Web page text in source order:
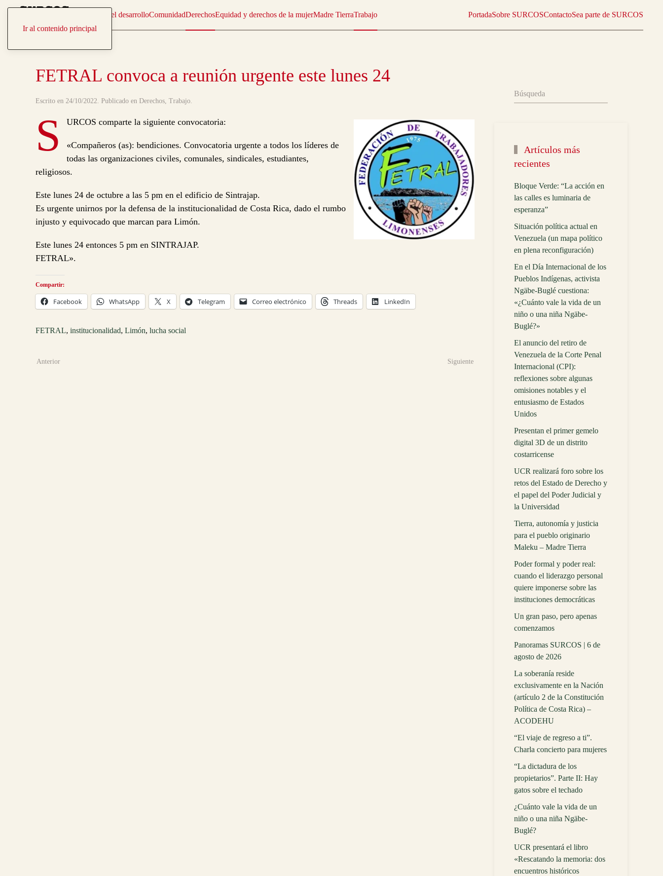
Ir al contenido principal
Aportes para el desarrolloComunidadDerechosEquidad y derechos de la mujerMadre TierraTrabajo PortadaSobre SURCOSContactoSea parte de SURCOS
FETRAL convoca a reunión urgente este lunes 24
Escrito en 24/10/2022. Publicado en Derechos, Trabajo.
S URCOS comparte la siguiente convocatoria:
«Compañeros (as): bendiciones. Convocatoria urgente a todos los líderes de
todas las organizaciones civiles, comunales, sindicales, estudiantes,
religiosos.
Este lunes 24 de octubre a las 5 pm en el edificio de Sintrajap.
Es urgente unirnos por la defensa de la institucionalidad de Costa Rica, dado el rumbo
injusto y equivocado que marcan para Limón.
Este lunes 24 entonces 5 pm en SINTRAJAP.
FETRAL».
Compartir:
Facebook WhatsApp X Telegram Correo electrónico Threads LinkedIn
FETRAL, institucionalidad, Limón, lucha social
Anterior Siguiente
Artículos más
recientes
Bloque Verde: “La acción en
las calles es luminaria de
esperanza”
Situación política actual en
Venezuela (un mapa político
en plena reconfiguración)
En el Día Internacional de los
Pueblos Indígenas, activista
Ngäbe-Buglé cuestiona:
«¿Cuánto vale la vida de un
niño o una niña Ngäbe-
Buglé?»
El anuncio del retiro de
Venezuela de la Corte Penal
Internacional (CPI):
reflexiones sobre algunas
omisiones notables y el
entusiasmo de Estados
Unidos
Presentan el primer gemelo
digital 3D de un distrito
costarricense
UCR realizará foro sobre los
retos del Estado de Derecho y
el papel del Poder Judicial y
la Universidad
Tierra, autonomía y justicia
para el pueblo originario
Maleku – Madre Tierra
Poder formal y poder real:
cuando el liderazgo personal
quiere imponerse sobre las
instituciones democráticas
Un gran paso, pero apenas
comenzamos
Panoramas SURCOS | 6 de
agosto de 2026
La soberanía reside
exclusivamente en la Nación
(artículo 2 de la Constitución
Política de Costa Rica) –
ACODEHU
“El viaje de regreso a ti”.
Charla concierto para mujeres
“La dictadura de los
propietarios”. Parte II: Hay
gatos sobre el techado
¿Cuánto vale la vida de un
niño o una niña Ngäbe-
Buglé?
UCR presentará el libro
«Rescatando la memoria: dos
encuentros históricos